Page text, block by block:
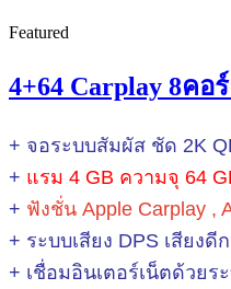
Featured
4+64 Carplay 8คอ
+ จอระบบสัมผัส ชัด 2K
+ แรม 4 GB ความจุ 64
+ ฟังชั่น Apple Carplay ,
+ ระบบเสียง DPS เสียงดี
+ เชื่อมอินเตอร์เน็ตด้วยร